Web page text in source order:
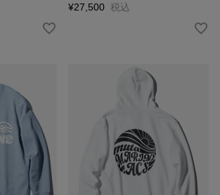
¥27,500 税込